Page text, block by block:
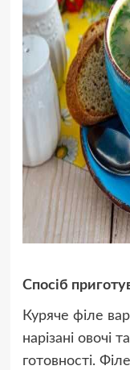
Спосіб
Куряче філе
нарізані овочі
готовності.